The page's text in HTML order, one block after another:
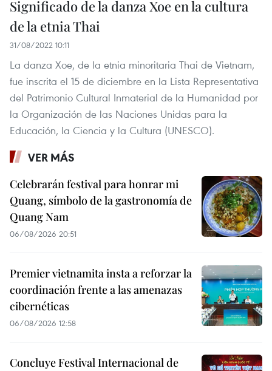
Significado de la danza Xoe en la cultura
de la etnia Thai
31/08/2022 10:11
La danza Xoe, de la etnia minoritaria Thai de Vietnam,
fue inscrita el 15 de diciembre en la Lista Representativa
del Patrimonio Cultural Inmaterial de la Humanidad por
la Organización de las Naciones Unidas para la
Educación, la Ciencia y la Cultura (UNESCO).
VER MÁS
Celebrarán festival para honrar mi
Quang, símbolo de la gastronomía de
Quang Nam
06/08/2026 20:51
Premier vietnamita insta a reforzar la
coordinación frente a las amenazas
cibernéticas
06/08/2026 12:58
Concluye Festival Internacional de